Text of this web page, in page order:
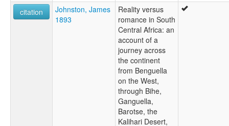
citation
Johnston, James
1893
Reality versus
romance in South
Central Africa: an
account of a
journey across
the continent
from Benguella
on the West,
through Bihe,
Ganguella,
Barotse, the
Kalihari Desert,